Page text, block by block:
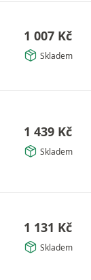
1 007 Kč
Skladem
1 439 Kč
Skladem
1 131 Kč
Skladem